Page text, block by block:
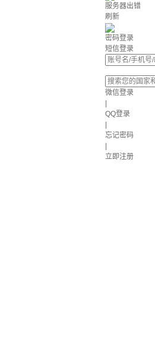
服务器出错
刷新
密码登录
短信登录
微信登录
QQ登录
忘记密码
立即注册